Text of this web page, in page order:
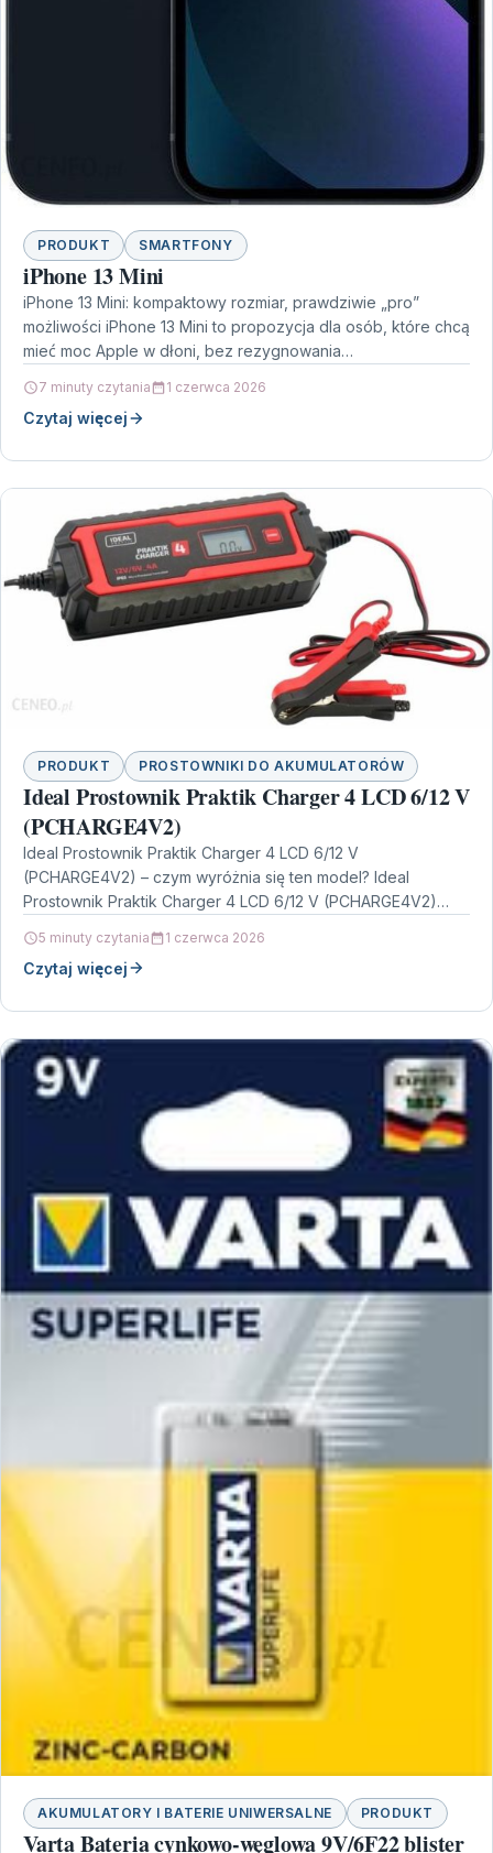
PRODUKT SMARTFONY
iPhone 13 Mini
iPhone 13 Mini: kompaktowy rozmiar, prawdziwie „pro”
możliwości iPhone 13 Mini to propozycja dla osób, które chcą
mieć moc Apple w dłoni, bez rezygnowania…
7 minuty czytania 1 czerwca 2026
Czytaj więcej
PRODUKT PROSTOWNIKI DO AKUMULATORÓW
Ideal Prostownik Praktik Charger 4 LCD 6/12 V
(PCHARGE4V2)
Ideal Prostownik Praktik Charger 4 LCD 6/12 V
(PCHARGE4V2) – czym wyróżnia się ten model? Ideal
Prostownik Praktik Charger 4 LCD 6/12 V (PCHARGE4V2)…
5 minuty czytania 1 czerwca 2026
Czytaj więcej
AKUMULATORY I BATERIE UNIWERSALNE PRODUKT
Varta Bateria cynkowo-węglowa 9V/6F22 blister